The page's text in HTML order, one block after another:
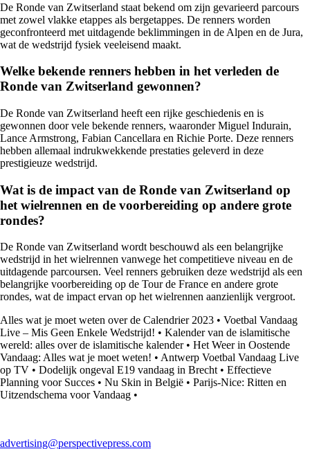
De Ronde van Zwitserland staat bekend om zijn gevarieerd parcours
met zowel vlakke etappes als bergetappes. De renners worden
geconfronteerd met uitdagende beklimmingen in de Alpen en de Jura,
wat de wedstrijd fysiek veeleisend maakt.
Welke bekende renners hebben in het verleden de
Ronde van Zwitserland gewonnen?
De Ronde van Zwitserland heeft een rijke geschiedenis en is
gewonnen door vele bekende renners, waaronder Miguel Indurain,
Lance Armstrong, Fabian Cancellara en Richie Porte. Deze renners
hebben allemaal indrukwekkende prestaties geleverd in deze
prestigieuze wedstrijd.
Wat is de impact van de Ronde van Zwitserland op
het wielrennen en de voorbereiding op andere grote
rondes?
De Ronde van Zwitserland wordt beschouwd als een belangrijke
wedstrijd in het wielrennen vanwege het competitieve niveau en de
uitdagende parcoursen. Veel renners gebruiken deze wedstrijd als een
belangrijke voorbereiding op de Tour de France en andere grote
rondes, wat de impact ervan op het wielrennen aanzienlijk vergroot.
Alles wat je moet weten over de Calendrier 2023 • Voetbal Vandaag
Live – Mis Geen Enkele Wedstrijd! • Kalender van de islamitische
wereld: alles over de islamitische kalender• Het Weer in Oostende
Vandaag: Alles wat je moet weten! • Antwerp Voetbal Vandaag Live
op TV • Dodelijk ongeval E19 vandaag in Brecht • Effectieve
Planning voor Succes • Nu Skin in België • Parijs-Nice: Ritten en
Uitzendschema voor Vandaag •
advertising@perspectivepress.com